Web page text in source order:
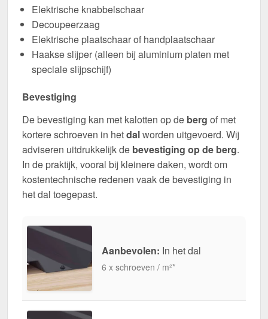
Elektrische knabbelschaar
Decoupeerzaag
Elektrische plaatschaar of handplaatschaar
Haakse slijper (alleen bij aluminium platen met
speciale slijpschijf)
Bevestiging
De bevestiging kan met kalotten op de berg of met
kortere schroeven in hetdalworden uitgevoerd. Wij
adviseren uitdrukkelijk de bevestiging op de berg.
In de praktijk, vooral bij kleinere daken, wordt om
kostentechnische redenen vaak de bevestiging in
het dal toegepast.
Aanbevolen: In het dal
6 x schroeven / m²*